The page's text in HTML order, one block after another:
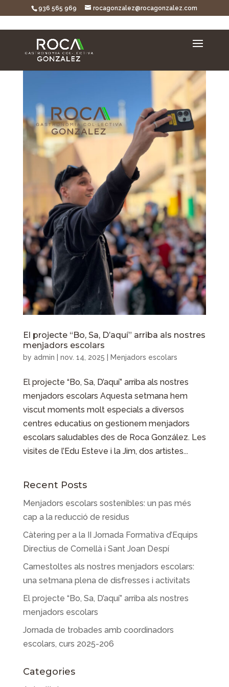
936 565 969 rocagonzalez@rocagonzalez.com
El projecte “Bo, Sa, D’aquí” arriba als nostres
menjadors escolars
by admin nov. 14, 2025 Menjadors escolars
El projecte “Bo, Sa, D’aquí” arriba als nostres
menjadors escolars Aquesta setmana hem
viscut moments molt especials a diversos
centres educatius on gestionem menjadors
escolars saludables des de Roca González. Les
visites de l’Edu Esteve i la Jim, dos artistes...
Recent Posts
Menjadors escolars sostenibles: un pas més
cap a la reducció de residus
Càtering per a la II Jornada Formativa d’Equips
Directius de Cornellà i Sant Joan Despí
Carnestoltes als nostres menjadors escolars:
una setmana plena de disfresses i activitats
El projecte “Bo, Sa, D’aquí” arriba als nostres
menjadors escolars
Jornada de trobades amb coordinadors
escolars, curs 2025-206
Categories